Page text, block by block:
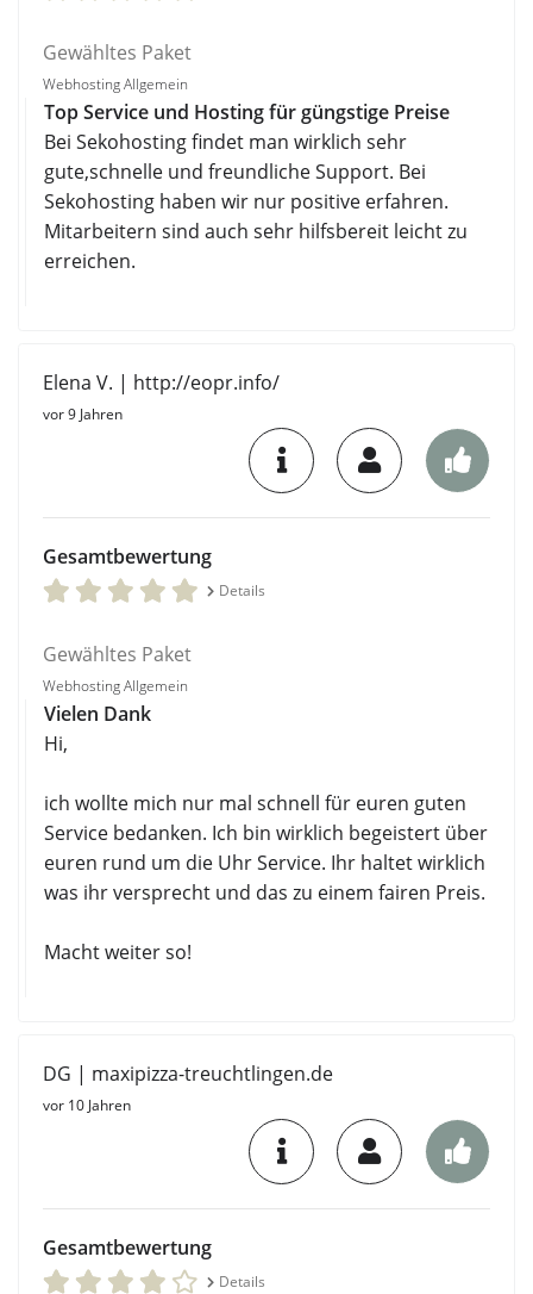
Gewähltes Paket
Webhosting Allgemein
Top Service und Hosting für güngstige Preise
Bei Sekohosting findet man wirklich sehr
gute,schnelle und freundliche Support. Bei
Sekohosting haben wir nur positive erfahren.
Mitarbeitern sind auch sehr hilfsbereit leicht zu
erreichen.
Elena V. | http://eopr.info/
vor 9 Jahren
Gesamtbewertung
Details
Gewähltes Paket
Webhosting Allgemein
Vielen Dank
Hi,
ich wollte mich nur mal schnell für euren guten
Service bedanken. Ich bin wirklich begeistert über
euren rund um die Uhr Service. Ihr haltet wirklich
was ihr versprecht und das zu einem fairen Preis.
Macht weiter so!
DG | maxipizza-treuchtlingen.de
vor 10 Jahren
Gesamtbewertung
Details